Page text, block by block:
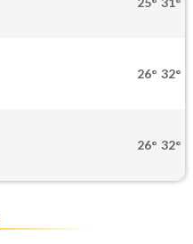
26° 32°
26° 32°